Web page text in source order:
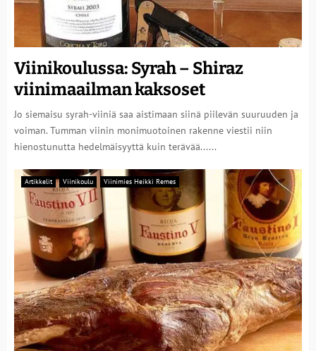
Viinikoulussa: Syrah – Shiraz
viinimaailman kaksoset
Jo siemaisu syrah-viiniä saa aistimaan siinä piilevän suuruuden ja
voiman. Tumman viinin monimuotoinen rakenne viestii niin
hienostunutta hedelmäisyyttä kuin terävää......
Artikkelit Viinikoulu Viinimies Heikki Remes